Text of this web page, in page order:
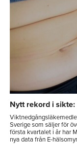
Nytt rekord i
Sverige som säljer för
första kvartalet i år har
nya data från E-